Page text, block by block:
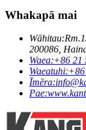
Whakapā mai
Wāhitau:
200086,
Waea:+86 21
Waeatuhi:+86
Īmēra:
Pae: